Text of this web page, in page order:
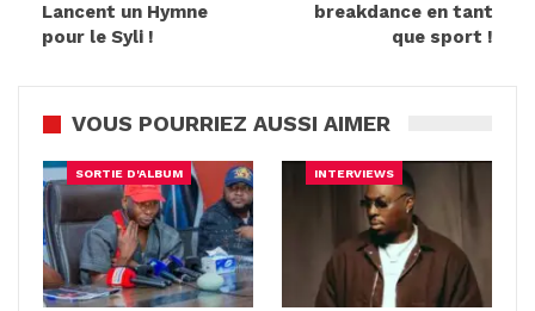
Lancent un Hymne
pour le Syli !
breakdance en tant
que sport !
VOUS POURRIEZ AUSSI AIMER
SORTIE D'ALBUM INTERVIEWS